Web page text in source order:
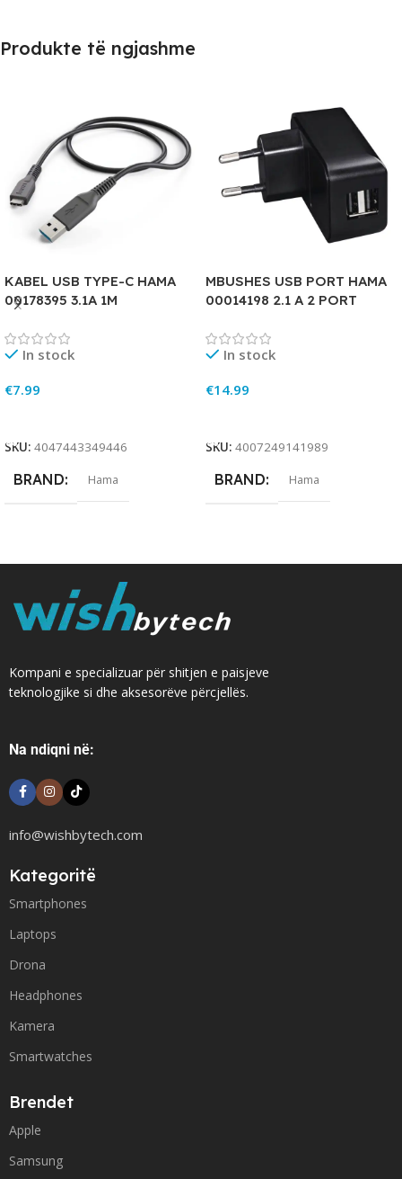
Produkte të ngjashme
KABEL USB TYPE-C HAMA
00178395 3.1A 1M
In stock
€7.99
SKU: 4047443349446
BRAND Hama
MBUSHES USB PORT HAMA
00014198 2.1 A 2 PORT
In stock
€14.99
SKU: 4007249141989
BRAND Hama
Kompani e specializuar për shitjen e paisjeve
teknologjike si dhe aksesorëve përcjellës.
Na ndiqni në:
info@wishbytech.com
Kategoritë
Smartphones
Laptops
Drona
Headphones
Kamera
Smartwatches
Brendet
Apple
Samsung